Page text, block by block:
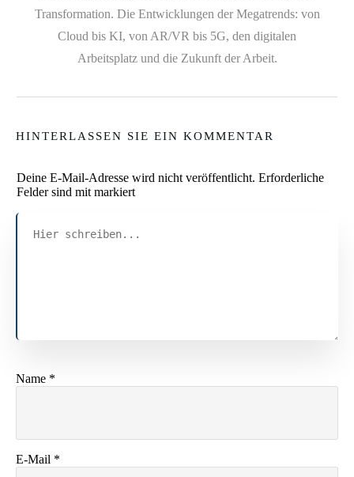
Transformation. Die Entwicklungen der Megatrends: von
Cloud bis KI, von AR/VR bis 5G, den digitalen
Arbeitsplatz und die Zukunft der Arbeit.
HINTERLASSEN SIE EIN KOMMENTAR
Deine E-Mail-Adresse wird nicht veröffentlicht. Erforderliche
Felder sind mit markiert
Name *
E-Mail *